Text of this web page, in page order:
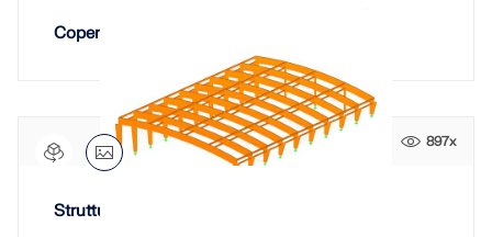
Copertura della stazione di servizio
897x
Struttura del tetto in legno